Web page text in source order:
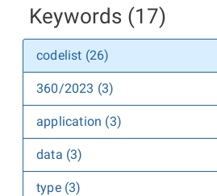
Keywords (17)
codelist (26)
360/2023 (3)
application (3)
data (3)
type (3)